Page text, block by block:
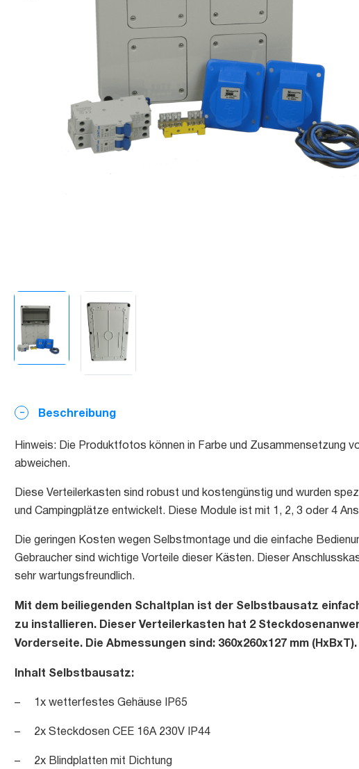
Beschreibung
Hinweis: Die Produktfotos können in Farbe und Zusammensetzung
abweichen.
Diese Verteilerkasten sind robust und kostengünstig und wurden
und Campingplätze entwickelt. Diese Module ist mit 1, 2, 3 oder 4
Die geringen Kosten wegen Selbstmontage und die einfache
Gebraucher sind wichtige Vorteile dieser Kästen. Dieser
sehr wartungsfreundlich.
Mit dem beiliegenden Schaltplan ist der Selbstbausatz
zu installieren. Dieser Verteilerkasten hat 2
Vorderseite. Die Abmessungen sind: 360x260x127 mm (HxBxT).
Inhalt Selbstbausatz:
– 1x wetterfestes Gehäuse IP65
– 2x Steckdosen CEE 16A 230V IP44
– 2x Blindplatten mit Dichtung